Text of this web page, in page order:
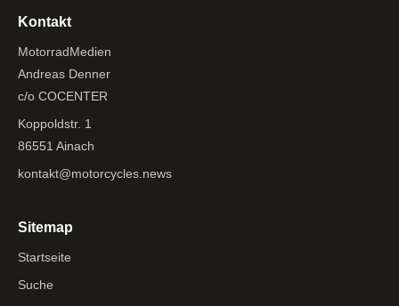
Kontakt
MotorradMedien
Andreas Denner
c/o COCENTER
Koppoldstr. 1
86551 Ainach
kontakt@motorcycles.news
Sitemap
Startseite
Suche